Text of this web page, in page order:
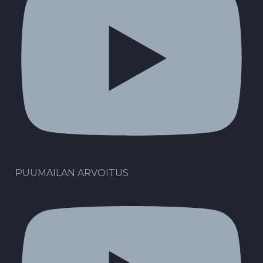
PUUMAILAN ARVOITUS